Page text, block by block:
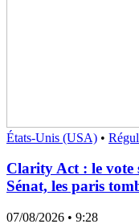
États-Unis (USA) •
Clarity Act : le vote
Sénat, les paris
07/08/2026 • 9:28